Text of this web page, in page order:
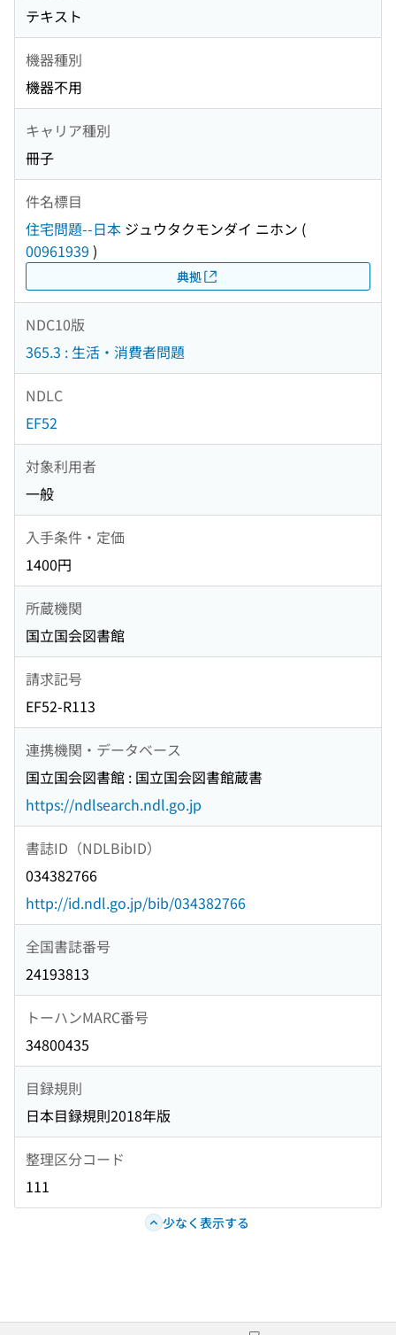
テキスト
機器種別
機器不用
キャリア種別
冊子
件名標目
住宅問題--日本 ジュウタクモンダイ ニホン (
00961939 )
典拠
NDC10版
365.3 : 生活・消費者問題
NDLC
EF52
対象利用者
一般
入手条件・定価
1400円
所蔵機関
国立国会図書館
請求記号
EF52-R113
連携機関・データベース
国立国会図書館 : 国立国会図書館蔵書
https://ndlsearch.ndl.go.jp
書誌ID（NDLBibID）
034382766
http://id.ndl.go.jp/bib/034382766
全国書誌番号
24193813
トーハンMARC番号
34800435
目録規則
日本目録規則2018年版
整理区分コード
111
少なく表示する